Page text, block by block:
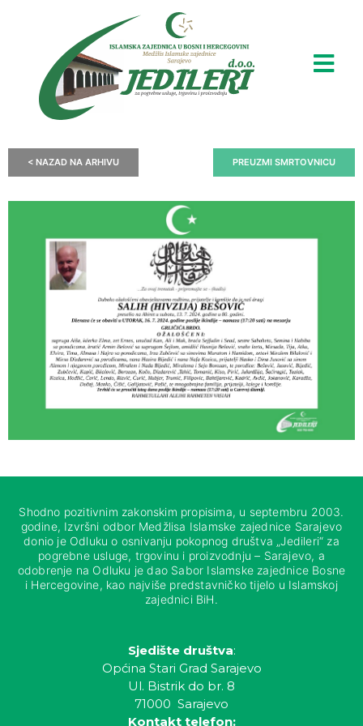
< NAZAD NA ARHIVU PREUZMI SMRTOVNICU
Shodno pozitivnim zakonskim propisima, u septembru 2003.
godine, Izvršni odbor Medžlisa Islamske zajednice Sarajevo
donio je Odluku o osnivanju pokopnog društva „Jedileri“ za
pogrebne usluge, trgovinu i proizvodnju – Sarajevo, a
odobrenje na Odluku je dao Sabor Islamske zajednice Bosne
i Hercegovine, kao najviše predstavničko tijelo u Islamskoj
zajednici BiH.
Sjedište društva:
Općina Stari Grad Sarajevo
Ul. Bistrik do br. 8
71000 Sarajevo
Kontakt telefon: